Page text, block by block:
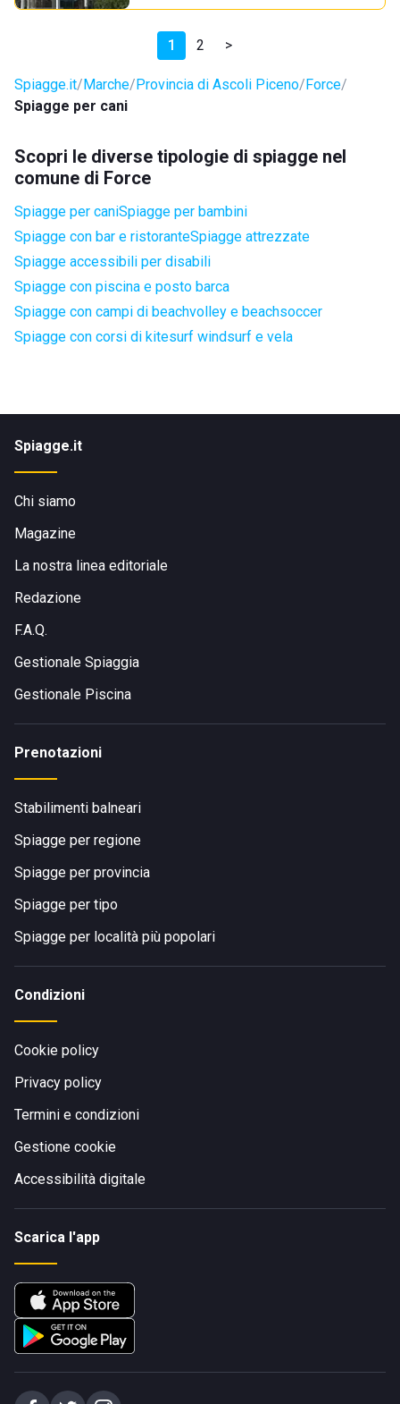
1 2 >
Spiagge.it Marche Provincia di Ascoli Piceno Force
Spiagge per cani
Scopri le diverse tipologie di spiagge nel
comune di Force
Spiagge per caniSpiagge per bambini
Spiagge con bar e ristoranteSpiagge attrezzate
Spiagge accessibili per disabili
Spiagge con piscina e posto barca
Spiagge con campi di beachvolley e beachsoccer
Spiagge con corsi di kitesurf windsurf e vela
Spiagge.it
Chi siamo
Magazine
La nostra linea editoriale
Redazione
F.A.Q.
Gestionale Spiaggia
Gestionale Piscina
Prenotazioni
Stabilimenti balneari
Spiagge per regione
Spiagge per provincia
Spiagge per tipo
Spiagge per località più popolari
Condizioni
Cookie policy
Privacy policy
Termini e condizioni
Gestione cookie
Accessibilità digitale
Scarica l'app